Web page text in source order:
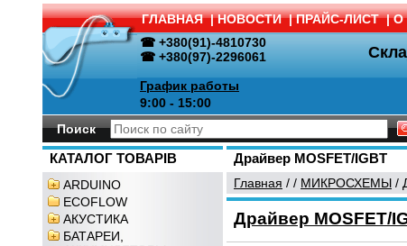
ГЛАВНАЯ | НОВОСТИ | ПРАЙС-ЛИСТ | О
☎ +380(91)-4810730
☎ +380(97)-2296061
График работы
9:00 - 15:00
Поиск
КАТАЛОГ ТОВАРІВ
ARDUINO
ECOFLOW
АКУСТИКА
БАТАРЕИ,
Драйвер MOSFET/IGBT
Главная / / МИКРОСХЕМЫ /
Драйвер MOSFET/